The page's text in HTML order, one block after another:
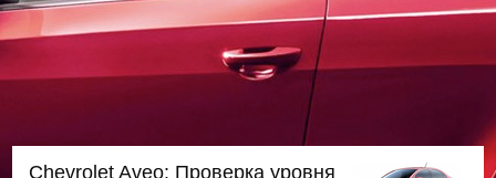
Chevrolet Aveo: Проверка уровня